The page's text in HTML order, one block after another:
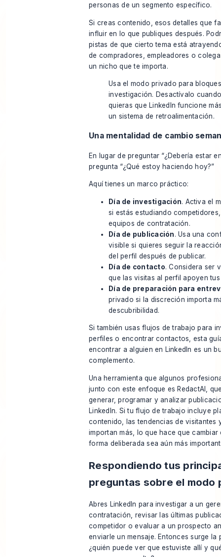
personas de un segmento específico.
Si creas contenido, esos detalles que
influir en lo que publiques después.
pistas de que cierto tema está
de compradores, empleadores o
un nicho que te importa.
Usa el modo privado para
investigación. Desactívalo
quieras que LinkedIn funcione
un sistema de retroalimentación.
Una mentalidad de cambio
En lugar de preguntar “¿Debería estar
pregunta “¿Qué estoy haciendo hoy?”
Aquí tienes un marco práctico:
Día de investigación. Activa el
si estás estudiando
equipos de contratación.
Día de publicación. Usa una
visible si quieres seguir la
del perfil después de publicar.
Día de contacto. Considera ser
que las visitas al perfil apoyen tus
Día de preparación para
privado si la discreción importa
descubribilidad.
Si también usas flujos de trabajo para
perfiles o encontrar contactos, esta
encontrar a alguien en LinkedIn es un
complemento.
Una herramienta que algunos
junto con este enfoque es RedactAI,
generar, programar y analizar
LinkedIn. Si tu flujo de trabajo incluye
contenido, las tendencias de visitantes
importan más, lo que hace que cambiar
forma deliberada sea aún más
Respondiendo tus
preguntas sobre el modo
Abres LinkedIn para investigar a un
contratación, revisar las últimas
competidor o evaluar a un prospecto
enviarle un mensaje. Entonces surge la
¿quién puede ver que estuviste allí y